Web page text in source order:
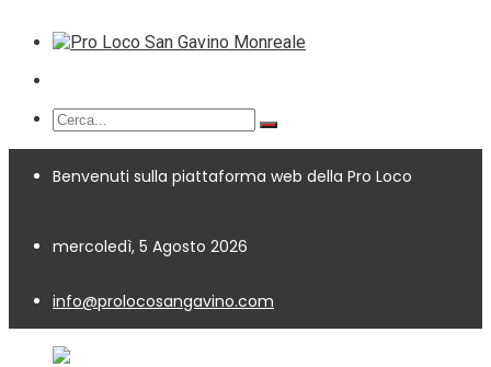
Benvenuti sulla piattaforma web della Pro Loco
mercoledì, 5 Agosto 2026
info@prolocosangavino.com